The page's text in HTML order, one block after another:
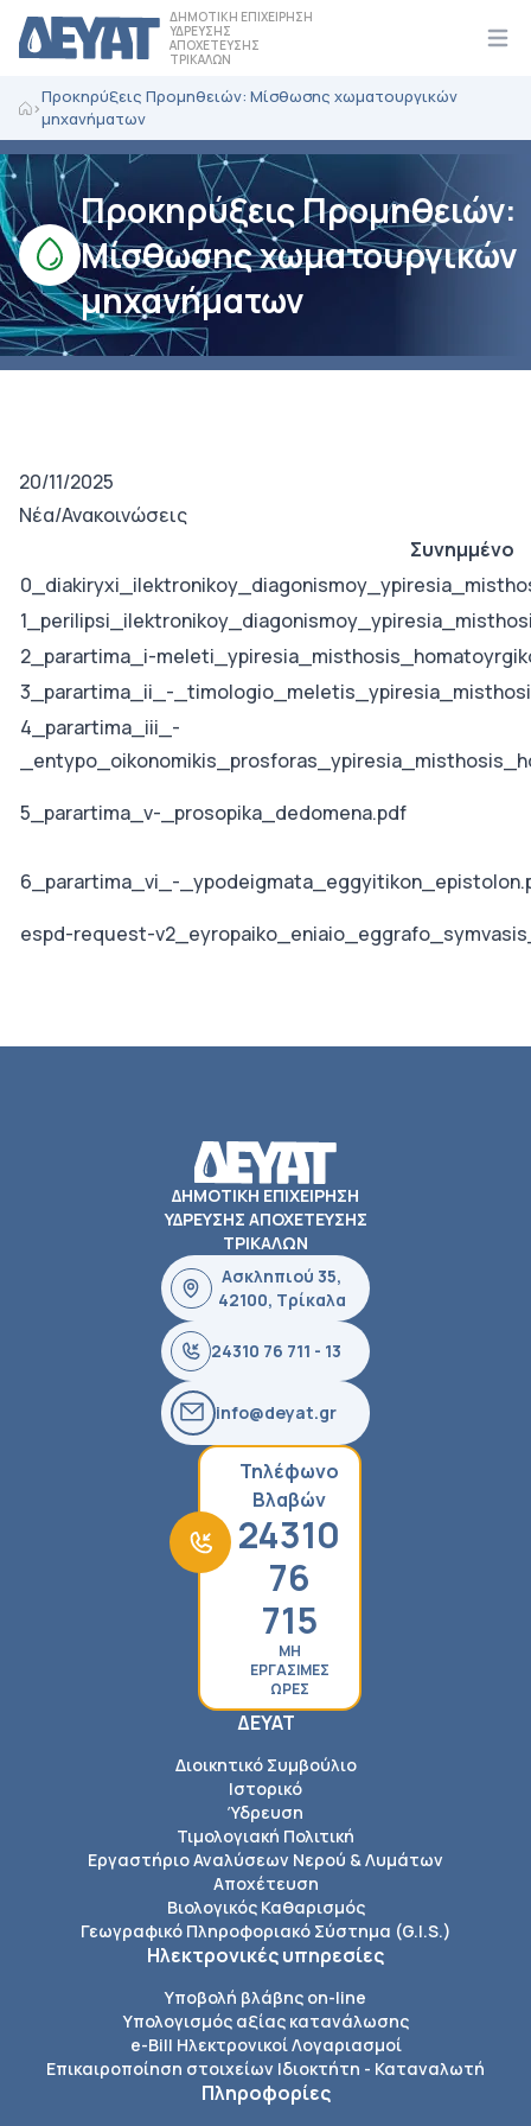
ΔΗΜΟΤΙΚΗ ΕΠΙΧΕΙΡΗΣΗ
ΥΔΡΕΥΣΗΣ
ΑΠΟΧΕΤΕΥΣΗΣ
ΤΡΙΚΑΛΩΝ
>
Προκηρύξεις Προμηθειών: Μίσθωσης χωματουργικών
μηχανήματων
Προκηρύξεις Προμηθειών:
Μίσθωσης χωματουργικών
μηχανήματων
20/11/2025
Νέα/Ανακοινώσεις
Συνημμένο
2_parartima_i-
3_parartima_ii_-
4_parartima_iii_-
5_parartima_v-_prosopika_dedomena.pdf
6_parartima_vi_-
espd-request-
ΔΗΜΟΤΙΚΗ ΕΠΙΧΕΙΡΗΣΗ
ΥΔΡΕΥΣΗΣ ΑΠΟΧΕΤΕΥΣΗΣ
ΤΡΙΚΑΛΩΝ
Ασκληπιού 35,
42100, Τρίκαλα
24310 76 711 - 13
info@deyat.gr
Τηλέφωνο
Βλαβών
24310
76
715
ΜΗ
ΕΡΓΑΣΙΜΕΣ
ΩΡΕΣ
ΔΕΥΑΤ
Διοικητικό Συμβούλιο
Ιστορικό
Ύδρευση
Τιμολογιακή Πολιτική
Εργαστήριο Αναλύσεων Νερού & Λυμάτων
Αποχέτευση
Βιολογικός Καθαρισμός
Γεωγραφικό Πληροφοριακό Σύστημα (G.I.S.)
Ηλεκτρονικές υπηρεσίες
Υποβολή βλάβης on-line
Υπολογισμός αξίας κατανάλωσης
e-Bill Ηλεκτρονικοί Λογαριασμοί
Επικαιροποίηση στοιχείων Ιδιοκτήτη - Καταναλωτή
Πληροφορίες